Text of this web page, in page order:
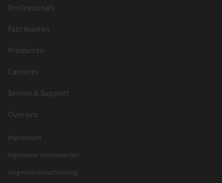
Professionals
Fabrikanten
Producten
Carrières
Service & Support
Over ons
Impressum
Algemene voorwaarden
Gegevensbescherming